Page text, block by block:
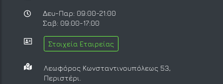
Δευ-Παρ: 09:00-21:00
Σαβ: 09:00-17:00
Στοιχεία Εταιρείας
Λεωφόρος Κωνσταντινουπόλεως 53,
Περιστέρι.